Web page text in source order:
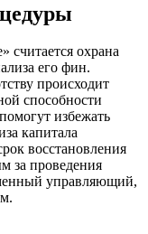
считается охрана
его фин.
происходит
способности
избежать
капитала
восстановления
за проведения
управляющий,